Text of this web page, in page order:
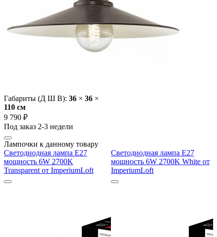
Габариты (Д Ш В): 36 × 36 ×
110 cм
9 790 ₽
Под заказ 2-3 недели
Лампочки к данному товару
Светодиодная лампа E27
мощность 6W 2700K
Transparent от ImperiumLoft
Светодиодная лампа E27
мощность 6W 2700K White от
ImperiumLoft